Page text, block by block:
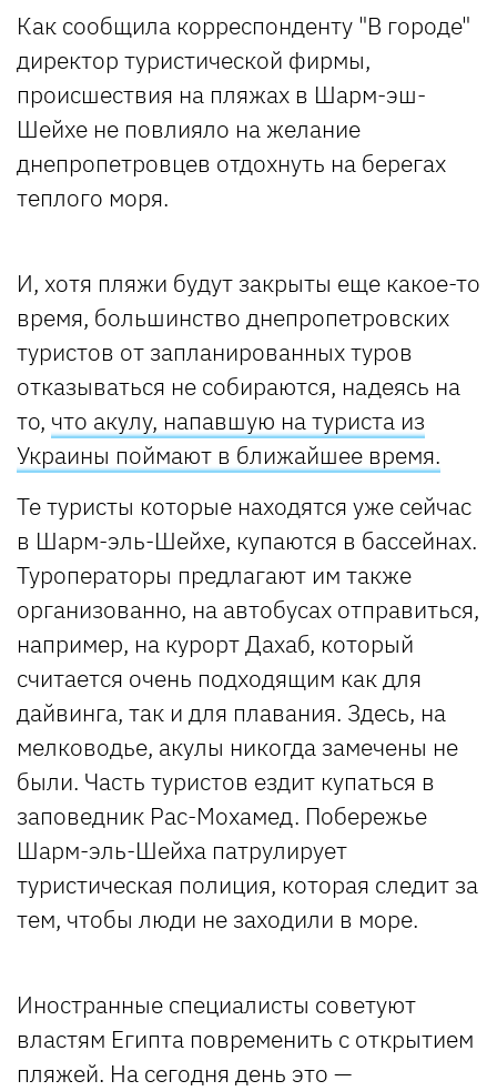
Как сообщила корреспонденту "В городе"
директор туристической фирмы,
происшествия на пляжах в Шарм-эш-
Шейхе не повлияло на желание
днепропетровцев отдохнуть на берегах
теплого моря.
И, хотя пляжи будут закрыты еще какое-то
время, большинство днепропетровских
туристов от запланированных туров
отказываться не собираются, надеясь на
то, что акулу, напавшую на туриста из
Украины поймают в ближайшее время.
Те туристы которые находятся уже сейчас
в Шарм-эль-Шейхе, купаются в бассейнах.
Туроператоры предлагают им также
организованно, на автобусах отправиться,
например, на курорт Дахаб, который
считается очень подходящим как для
дайвинга, так и для плавания. Здесь, на
мелководье, акулы никогда замечены не
были. Часть туристов ездит купаться в
заповедник Рас-Мохамед. Побережье
Шарм-эль-Шейха патрулирует
туристическая полиция, которая следит за
тем, чтобы люди не заходили в море.
Иностранные специалисты советуют
властям Египта повременить с открытием
пляжей. На сегодня день это —